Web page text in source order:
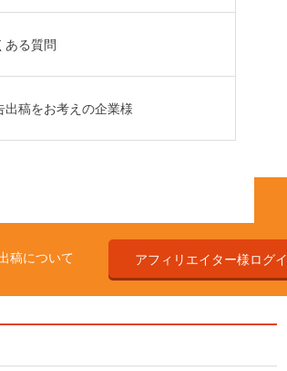
ある質問
出稿をお考えの企業様
稿について アフィリエイター様ログ